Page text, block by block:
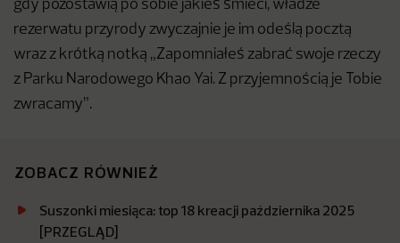
gdy pozostawią po sobie jakieś śmieci, władze
rezerwatu przyrody zwyczajnie je im odeślą pocztą
wraz z krótką notką „Zapomniałeś zabrać swoje rzeczy
z Parku Narodowego Khao Yai. Z przyjemnością je Tobie
zwracamy”.
ZOBACZ RÓWNIEŻ
Suszonki miesiąca: top 18 kreacji października 2025
[PRZEGLĄD]